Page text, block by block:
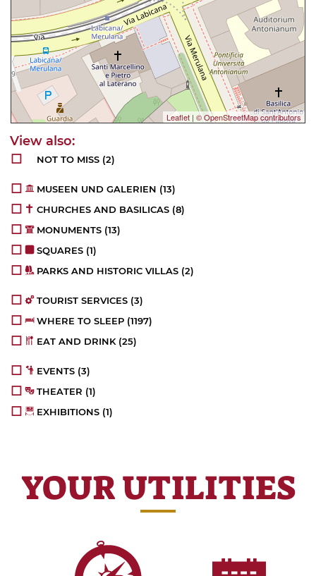
Leaflet | © OpenStreetMap contributors
NOT TO MISS (2)
MUSEEN UND GALERIEN (13)
CHURCHES AND BASILICAS (8)
MONUMENTS (13)
SQUARES (1)
PARKS AND HISTORIC VILLAS (2)
TOURIST SERVICES (3)
WHERE TO SLEEP (1197)
EAT AND DRINK (25)
EVENTS (3)
THEATER (1)
EXHIBITIONS (1)
YOUR UTILITIES